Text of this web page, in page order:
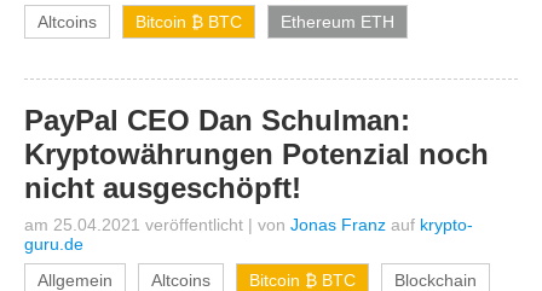
Altcoins
Bitcoin ₿ BTC Ethereum ETH
PayPal CEO Dan Schulman:
Kryptowährungen Potenzial noch
nicht ausgeschöpft!
am 25.04.2021 veröffentlicht | von Jonas Franz auf krypto-
guru.de
Allgemein
Altcoins Bitcoin ₿ BTC Blockchain